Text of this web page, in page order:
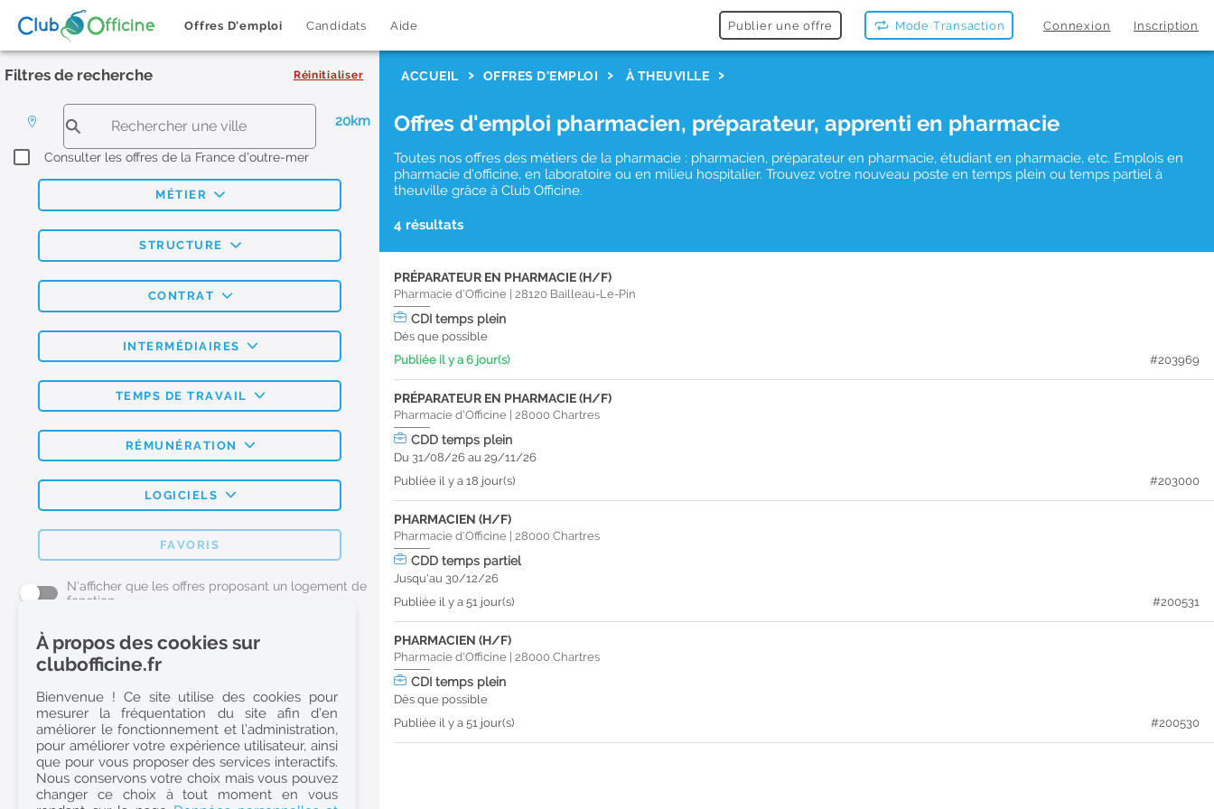
Offres D'emploi Candidats Aide Publier une offre Mode Transaction Connexion Inscription
Filtres de recherche Réinitialiser
20km
Consulter les offres de la France d'outre-mer
MÉTIER
STRUCTURE
CONTRAT
INTERMÉDIAIRES
TEMPS DE TRAVAIL
RÉMUNÉRATION
LOGICIELS
FAVORIS
N'afficher que les offres proposant un logement de
fonction
L'emploi Pharmacie par métier
Pharmacien (H/F)
Préparateur en Pharmacie (H/F)
Etudiant en Pharmacie (H/F)
Etudiant en Pharmacie 6e année validée (H/F)
Conseiller Dermo Cosmetique - Esthéticienne (H/F)
ACCUEIL OFFRES D'EMPLOI À THEUVILLE
Offres d'emploi pharmacien, préparateur, apprenti en pharmacie
Toutes nos offres des métiers de la pharmacie : pharmacien, préparateur en pharmacie, étudiant en pharmacie, etc. Emplois en
pharmacie d'officine, en laboratoire ou en milieu hospitalier. Trouvez votre nouveau poste en temps plein ou temps partiel à
theuville grâce à Club Officine.
4 résultats
PRÉPARATEUR EN PHARMACIE (H/F)
Pharmacie d'Officine |28120 Bailleau-Le-Pin
CDItemps plein
Dès que possible
Publiée il y a 6 jour(s)
#203969
PRÉPARATEUR EN PHARMACIE (H/F)
Pharmacie d'Officine |28000Chartres
CDDtemps plein
Du 31/08/26 au 29/11/26
Publiée il y a 18 jour(s)
#203000
PHARMACIEN (H/F)
Pharmacie d'Officine |28000Chartres
CDDtemps partiel
Jusqu'au 30/12/26
Publiée il y a 51 jour(s)
#200531
PHARMACIEN (H/F)
Pharmacie d'Officine |28000Chartres
CDItemps plein
Dès que possible
Publiée il y a 51 jour(s)
#200530
À propos des cookies sur
clubofficine.fr
Bienvenue ! Ce site utilise des cookies pour
mesurer la fréquentation du site afin d’en
améliorer le fonctionnement et l’administration,
pour améliorer votre expérience utilisateur, ainsi
que pour vous proposer des services interactifs.
Nous conservons votre choix mais vous pouvez
changer ce choix à tout moment en vous